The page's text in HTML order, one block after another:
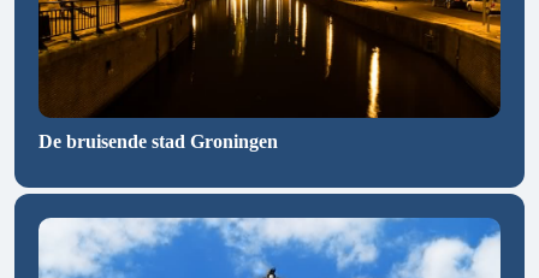
De bruisende stad Groningen